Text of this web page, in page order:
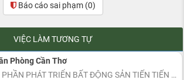
Báo cáo sai phạm (0)
VIỆC LÀM TƯƠNG TỰ
Phòng Cần Thơ
CÔNG TY CỔ PHẦN PHÁT TRIỂN BẤT ĐỘNG SẢN TIẾN TIẾN PHÁT